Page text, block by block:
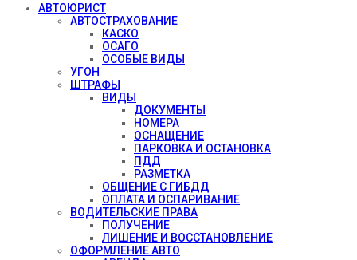
АВТОЮРИСТ
АВТОСТРАХОВАНИЕ
КАСКО
ОСАГО
ОСОБЫЕ ВИДЫ
УГОН
ШТРАФЫ
ВИДЫ
ДОКУМЕНТЫ
НОМЕРА
ОСНАЩЕНИЕ
ПАРКОВКА И ОСТАНОВКА
ПДД
РАЗМЕТКА
ОБЩЕНИЕ С ГИБДД
ОПЛАТА И ОСПАРИВАНИЕ
ВОДИТЕЛЬСКИЕ ПРАВА
ПОЛУЧЕНИЕ
ЛИШЕНИЕ И ВОССТАНОВЛЕНИЕ
ОФОРМЛЕНИЕ АВТО